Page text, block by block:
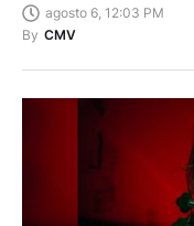
agosto 6, 12:03 PM
By CMV